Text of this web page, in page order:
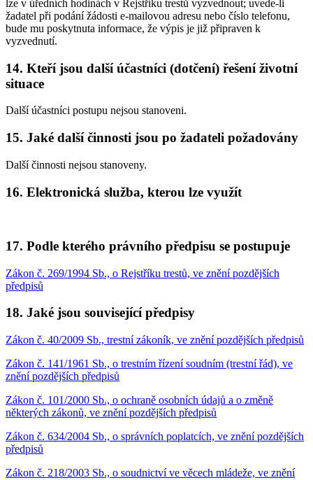
lze v úředních hodinách v Rejstříku trestů vyzvednout; uvede-li
žadatel při podání žádosti e-mailovou adresu nebo číslo telefonu,
bude mu poskytnuta informace, že výpis je již připraven k
vyzvednutí.
14. Kteří jsou další účastníci (dotčení) řešení životní
situace
Další účastníci postupu nejsou stanoveni.
15. Jaké další činnosti jsou po žadateli požadovány
Další činnosti nejsou stanoveny.
16. Elektronická služba, kterou lze využít
17. Podle kterého právního předpisu se postupuje
Zákon č. 269/1994 Sb., o Rejstříku trestů, ve znění pozdějších
předpisů
18. Jaké jsou související předpisy
Zákon č. 40/2009 Sb., trestní zákoník, ve znění pozdějších předpisů
Zákon č. 141/1961 Sb., o trestním řízení soudním (trestní řád), ve
znění pozdějších předpisů
Zákon č. 101/2000 Sb., o ochraně osobních údajů a o změně
některých zákonů, ve znění pozdějších předpisů
Zákon č. 634/2004 Sb., o správních poplatcích, ve znění pozdějších
předpisů
Zákon č. 218/2003 Sb., o soudnictví ve věcech mládeže, ve znění